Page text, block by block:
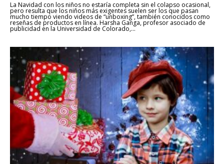
La Navidad con los niños no estaría completa sin el colapso ocasional,
pero resulta que los niños más exigentes suelen ser los que pasan
mucho tiempo viendo videos de “unboxing”, también conocidos como
reseñas de productos en línea. Harsha Ganga, profesor asociado de
publicidad en la Universidad de Colorado,...